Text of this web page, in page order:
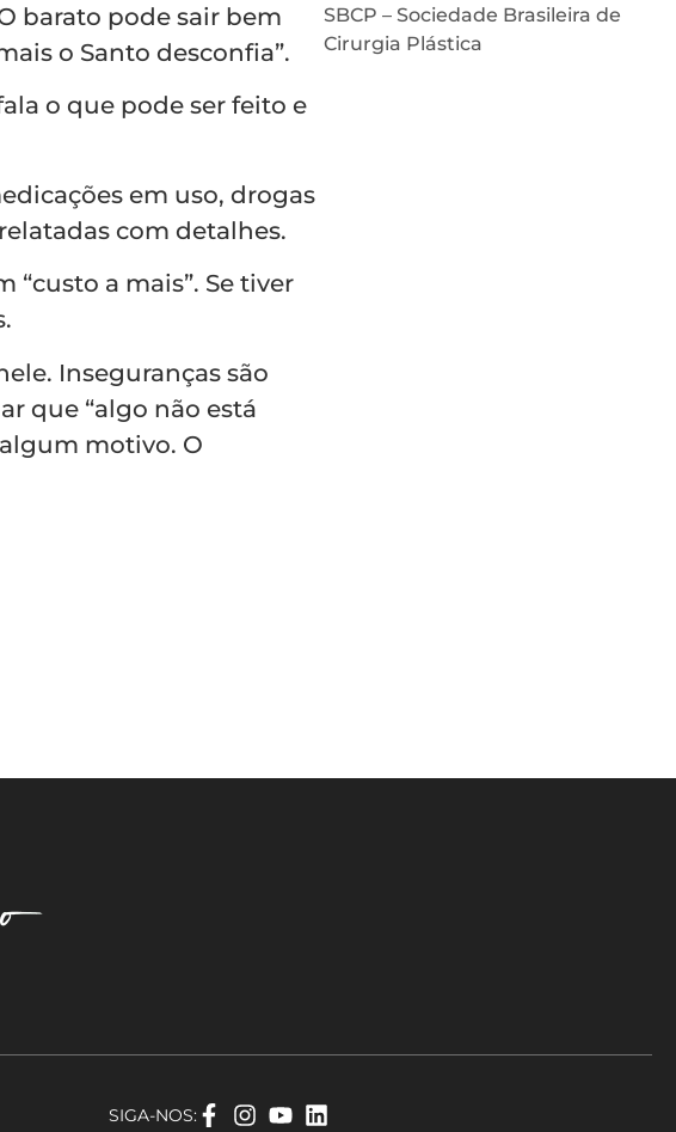
barato pode sair bem
o Santo desconfia”.
o que pode ser feito e
em uso, drogas
com detalhes.
“custo a mais”. Se tiver
Inseguranças são
que “algo não está
motivo. O
SBCP – Sociedade Brasileira de
Cirurgia Plástica
SIGA-NOS: